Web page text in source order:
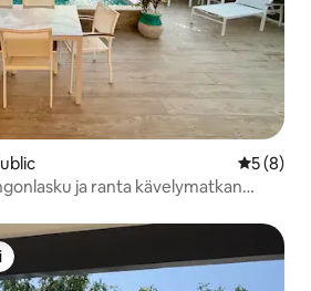
5 (8)
ja ranta kävelymatkan
parhaimmistoa